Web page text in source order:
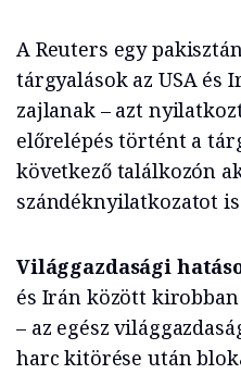
A Reuters egy
tárgyalások az USA és
zajlanak – azt
előrelépés történt a
következő találkozón
szándéknyilatkozatot
Világgazdasági
és Irán között
– az egész
harc kitörése után